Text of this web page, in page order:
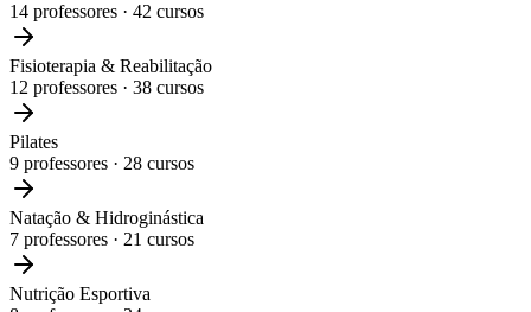
14 professores · 42 cursos
Fisioterapia & Reabilitação
12 professores · 38 cursos
Pilates
9 professores · 28 cursos
Natação & Hidroginástica
7 professores · 21 cursos
Nutrição Esportiva